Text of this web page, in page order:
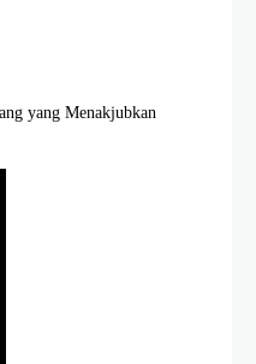
yang Menakjubkan